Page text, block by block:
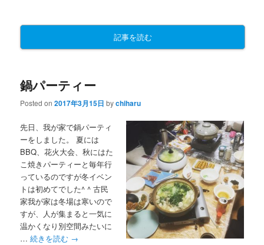
記事を読む
鍋パーティー
Posted on2017年3月15日 bychiharu
先日、我が家で鍋パーティ
ーをしました。 夏には
BBQ、花火大会、秋にはた
こ焼きパーティーと毎年行
っているのですが冬イベン
トは初めてでした^ ^ 古民
家我が家は冬場は寒いので
すが、人が集まると一気に
温かくなり別空間みたいに
…続きを読む →